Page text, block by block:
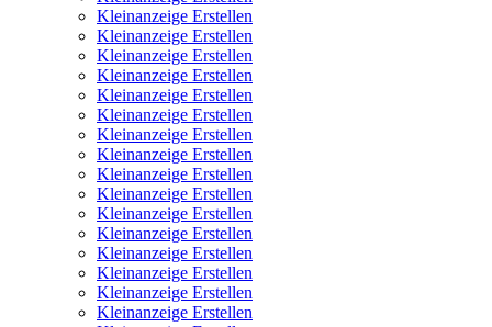
Kleinanzeige Erstellen
Kleinanzeige Erstellen
Kleinanzeige Erstellen
Kleinanzeige Erstellen
Kleinanzeige Erstellen
Kleinanzeige Erstellen
Kleinanzeige Erstellen
Kleinanzeige Erstellen
Kleinanzeige Erstellen
Kleinanzeige Erstellen
Kleinanzeige Erstellen
Kleinanzeige Erstellen
Kleinanzeige Erstellen
Kleinanzeige Erstellen
Kleinanzeige Erstellen
Kleinanzeige Erstellen